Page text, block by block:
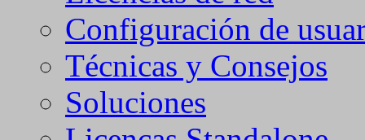
Configuración de
Técnicas y Consejos
Soluciones